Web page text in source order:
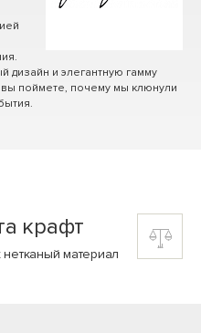
дизайн и элегантную гамму
вы поймете, почему мы клюнули
крафт
материал